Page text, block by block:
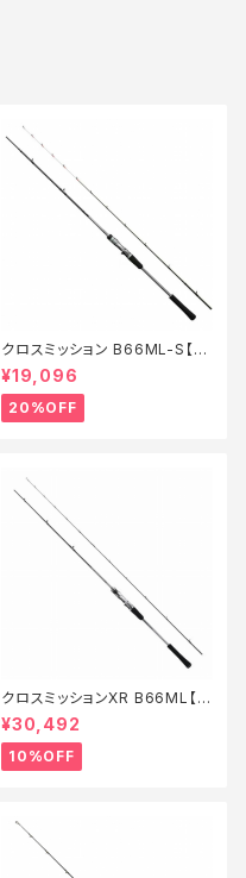
クロスミッション B66ML-S【特
価竿】【20】
¥19,096
20%OFF
クロスミッションXR B66ML【継
続セール_ロッド】【10】
¥30,492
10%OFF